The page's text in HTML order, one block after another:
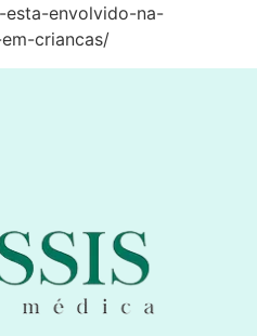
envolvido-na-
em-criancas/